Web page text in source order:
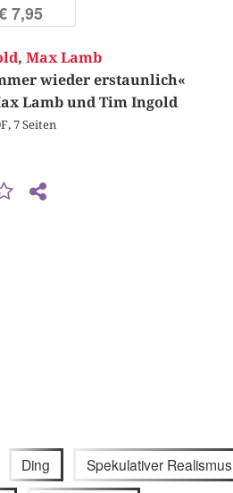
7,95
, Max Lamb
wieder erstaunlich«
Lamb und Tim Ingold
7 Seiten
Ding Spekulativer Realismus